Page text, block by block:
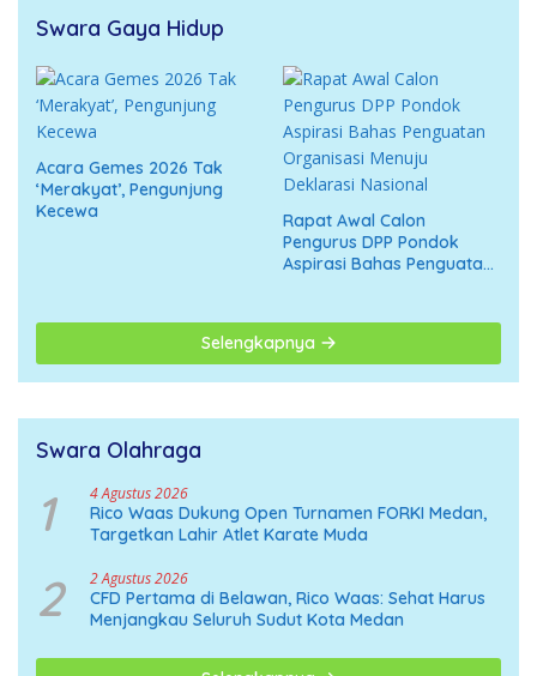
Swara Gaya Hidup
Acara Gemes 2026 Tak
‘Merakyat’, Pengunjung
Kecewa
Rapat Awal Calon
Pengurus DPP Pondok
Aspirasi Bahas Penguatan
Selengkapnya
Swara Olahraga
1 4 Agustus 2026
Rico Waas Dukung Open Turnamen FORKI Medan,
Targetkan Lahir Atlet Karate Muda
2 2 Agustus 2026
CFD Pertama di Belawan, Rico Waas: Sehat Harus
Menjangkau Seluruh Sudut Kota Medan